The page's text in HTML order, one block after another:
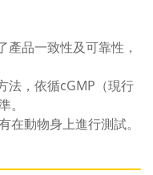
品一致性及可靠性，
法，依循cGMP（現行
在動物身上進行測試。